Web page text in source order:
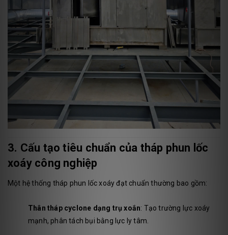
3. Cấu tạo tiêu chuẩn của tháp phun lốc
xoáy công nghiệp
Một hệ thống tháp phun lốc xoáy đạt chuẩn thường bao gồm:
Thân tháp cyclone dạng trụ xoắn: Tạo trường lực xoáy
mạnh, phân tách bụi bằng lực ly tâm.